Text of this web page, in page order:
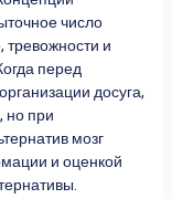
число
тревожности и
перед
досуга,
но при
мозг
и оценкой